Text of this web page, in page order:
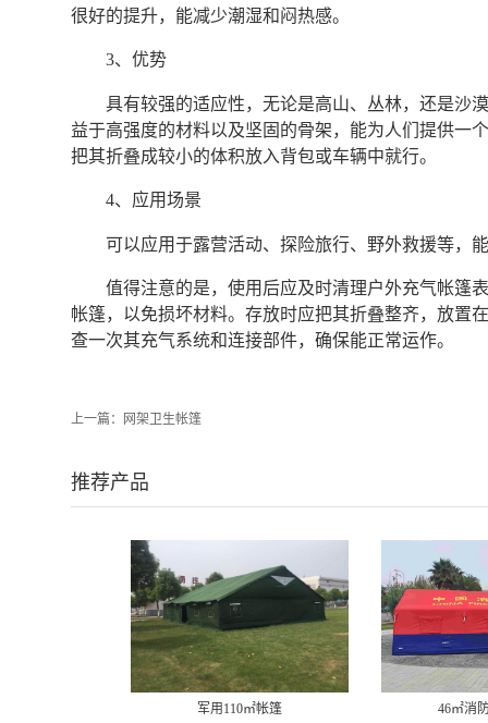
很好的提升，能减少潮湿和闷热感。
3、优势
具有较强的适应性，无论是高山、丛林，还是沙
益于高强度的材料以及坚固的骨架，能为人们提供一
把其折叠成较小的体积放入背包或车辆中就行。
4、应用场景
可以应用于露营活动、探险旅行、野外救援等，
值得注意的是，使用后应及时清理户外充气帐篷
帐篷，以免损坏材料。存放时应把其折叠整齐，放置
查一次其充气系统和连接部件，确保能正常运作。‍
上一篇： 网架卫生帐篷
推荐产品
军用110㎡帐篷 46㎡消